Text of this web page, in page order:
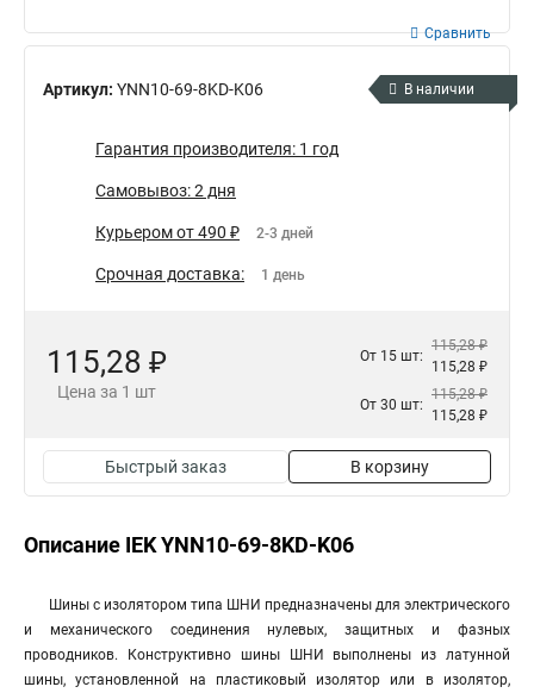
Артикул: YNN10-69-8KD-K06
Сравнить
В наличии
Гарантия производителя: 1 год
Самовывоз: 2 дня
Курьером от 490 ₽ 2-3 дней
Срочная доставка: 1 день
115,28 ₽
Цена за 1 шт
От 15 шт:
115,28 ₽
115,28 ₽
От 30 шт:
115,28 ₽
115,28 ₽
Быстрый заказ В корзину
Описание IEK YNN10-69-8KD-K06
Шины с изолятором типа ШНИ предназначены для электрического
и механического соединения нулевых, защитных и фазных
проводников. Конструктивно шины ШНИ выполнены из латунной
шины, установленной на пластиковый изолятор или в изолятор,